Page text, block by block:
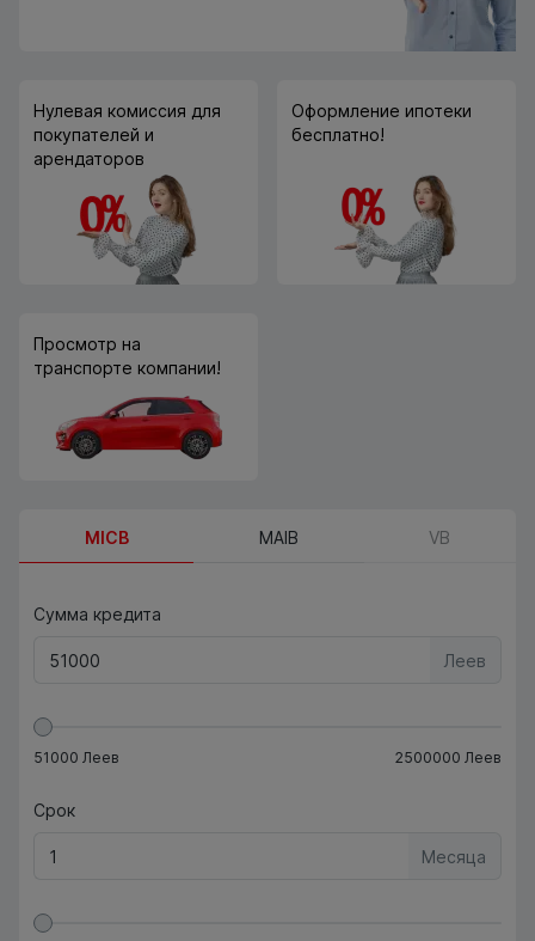
Нулевая комиссия для
покупателей и
арендаторов
Оформление ипотеки
бесплатно!
Просмотр на
транспорте компании!
MICB MAIB VB
Сумма кредита
Леев
51000 Леев 2500000 Леев
Срок
Месяца